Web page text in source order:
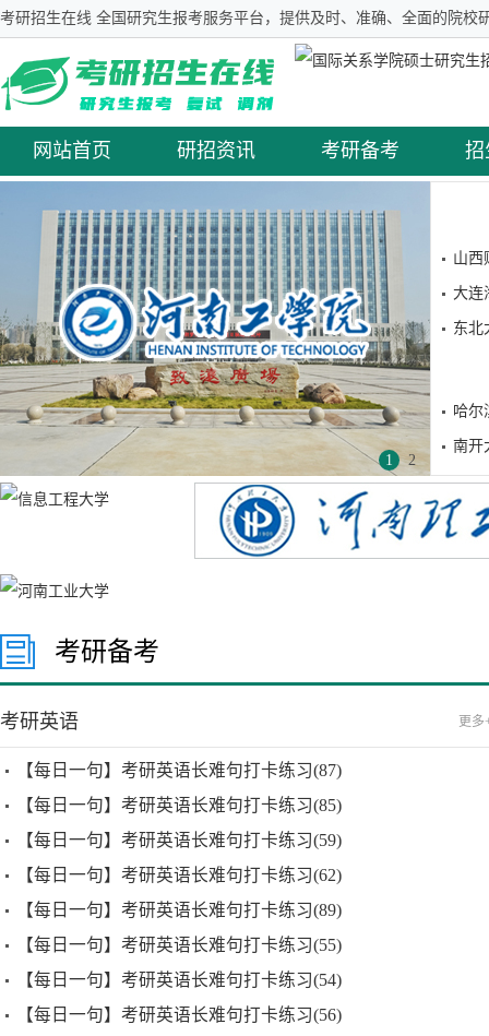
考研招生在线 全国研究生报考服务平台，提供及时、准确、全面的院校
网站首页 研招资讯 考研备考 招
1 2
山西
大连
东北
哈尔
南开
考研备考
考研英语 更多
【每日一句】考研英语长难句打卡练习(87)
【每日一句】考研英语长难句打卡练习(85)
【每日一句】考研英语长难句打卡练习(59)
【每日一句】考研英语长难句打卡练习(62)
【每日一句】考研英语长难句打卡练习(89)
【每日一句】考研英语长难句打卡练习(55)
【每日一句】考研英语长难句打卡练习(54)
【每日一句】考研英语长难句打卡练习(56)